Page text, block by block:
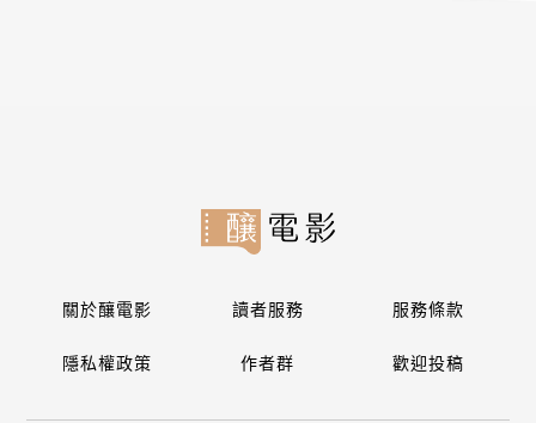
關於釀電影 讀者服務 服務條款
隱私權政策 作者群 歡迎投稿